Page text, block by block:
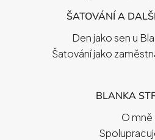
ŠATOVÁNÍ A
Den jako sen u
Šatování jako
BLANKA
O mně